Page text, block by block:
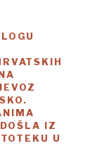
IZ
U